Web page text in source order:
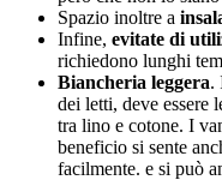
Spazio inoltre a
Infine, evitate di
richiedono lunghi
Biancheria leggera.
dei letti, deve essere
tra lino e cotone. I
beneficio si sente
facilmente. e si può